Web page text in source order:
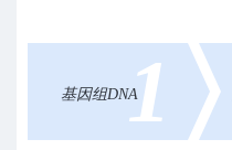
基因组DNA1